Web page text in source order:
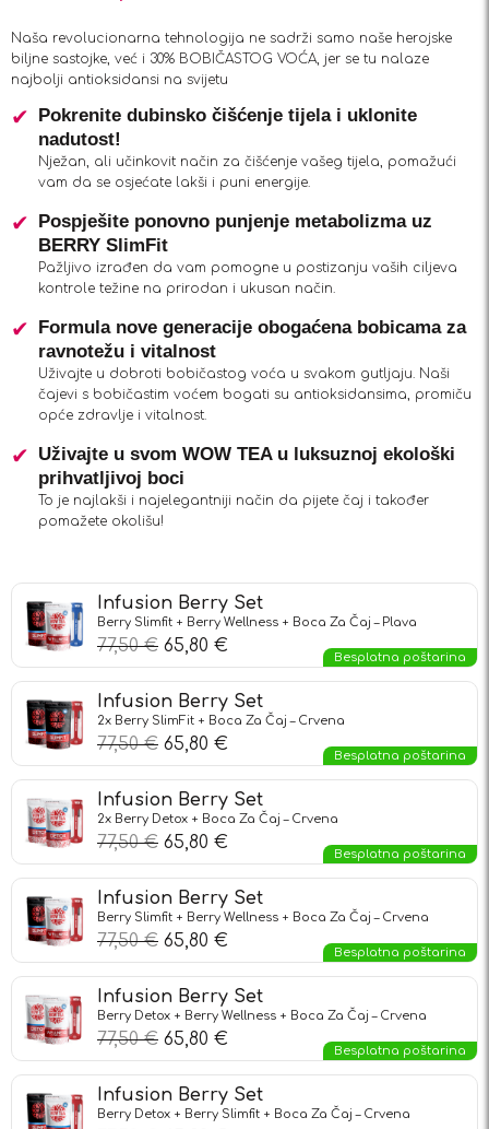
Naša revolucionarna tehnologija ne sadrži samo naše herojske
biljne sastojke, već i 30% BOBIČASTOG VOĆA, jer se tu nalaze
najbolji antioksidansi na svijetu
Pokrenite dubinsko čišćenje tijela i uklonite
nadutost!
Nježan, ali učinkovit način za čišćenje vašeg tijela, pomažući
vam da se osjećate lakši i puni energije.
Pospješite ponovno punjenje metabolizma uz
BERRY SlimFit
Pažljivo izrađen da vam pomogne u postizanju vaših ciljeva
kontrole težine na prirodan i ukusan način.
Formula nove generacije obogaćena bobicama za
ravnotežu i vitalnost
Uživajte u dobroti bobičastog voća u svakom gutljaju. Naši
čajevi s bobičastim voćem bogati su antioksidansima, promiču
opće zdravlje i vitalnost.
Uživajte u svom WOW TEA u luksuznoj ekološki
prihvatljivoj boci
To je najlakši i najelegantniji način da pijete čaj i također
pomažete okolišu!
Infusion Berry Set
Berry Slimfit + Berry Wellness + Boca Za Čaj – Plava
77,50€ 65,80 €
Besplatna poštarina
Infusion Berry Set
2x Berry SlimFit + Boca Za Čaj – Crvena
77,50€ 65,80 €
Besplatna poštarina
Infusion Berry Set
2x Berry Detox + Boca Za Čaj – Crvena
77,50€ 65,80 €
Besplatna poštarina
Infusion Berry Set
Berry Slimfit + Berry Wellness + Boca Za Čaj – Crvena
77,50€ 65,80 €
Besplatna poštarina
Infusion Berry Set
Berry Detox + Berry Wellness + Boca Za Čaj – Crvena
77,50€ 65,80 €
Besplatna poštarina
Infusion Berry Set
Berry Detox + Berry Slimfit + Boca Za Čaj – Crvena